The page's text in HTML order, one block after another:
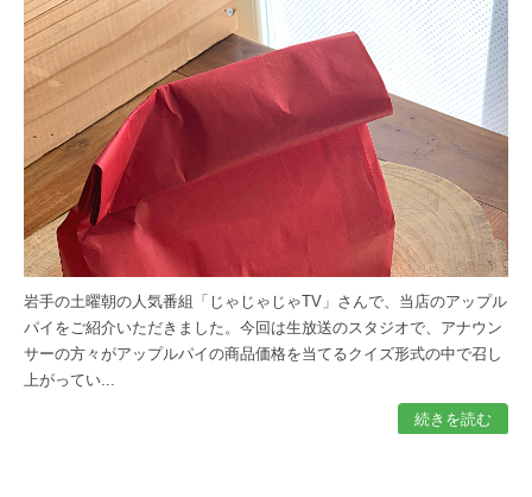
岩手の土曜朝の人気番組「じゃじゃじゃTV」さんで、当店のアップル
パイをご紹介いただきました。今回は生放送のスタジオで、アナウン
サーの方々がアップルパイの商品価格を当てるクイズ形式の中で召し
上がってい...
続きを読む